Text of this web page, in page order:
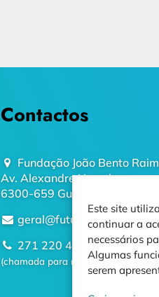
Este site
continuar a
necessários
Algumas
serem
Contactos
Fundação João Bento
Av. Alexandre Herculano
6300-659 Guarda
geral@futurodaguarda.pt
271 220 410
(chamada para rede fixa nacional)